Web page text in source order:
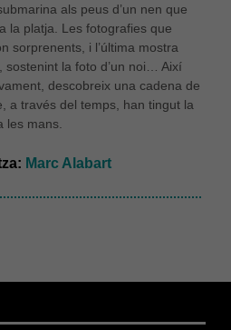
als peus d’un nen que
la platja. Les fotografies que
sorprenents, i l’última mostra
sostenint la foto d’un noi… Així
descobreix una cadena de
a través del temps, han tingut la
les mans.
Marc Alabart